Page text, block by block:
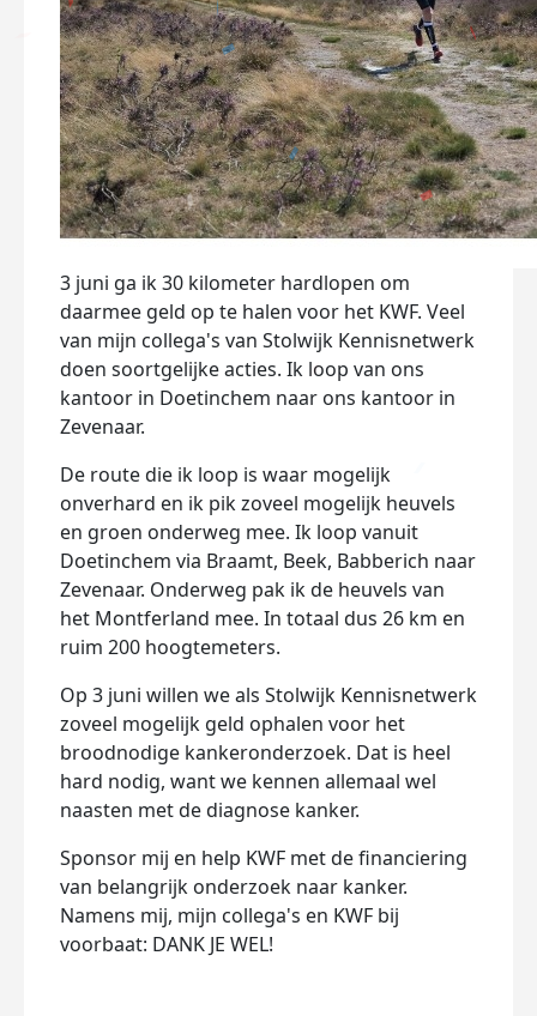
3 juni ga ik 30 kilometer hardlopen om
daarmee geld op te halen voor het KWF. Veel
van mijn collega's van Stolwijk Kennisnetwerk
doen soortgelijke acties. Ik loop van ons
kantoor in Doetinchem naar ons kantoor in
Zevenaar.
De route die ik loop is waar mogelijk
onverhard en ik pik zoveel mogelijk heuvels
en groen onderweg mee. Ik loop vanuit
Doetinchem via Braamt, Beek, Babberich naar
Zevenaar. Onderweg pak ik de heuvels van
het Montferland mee. In totaal dus 26 km en
ruim 200 hoogtemeters.
Op 3 juni willen we als Stolwijk Kennisnetwerk
zoveel mogelijk geld ophalen voor het
broodnodige kankeronderzoek. Dat is heel
hard nodig, want we kennen allemaal wel
naasten met de diagnose kanker.
Sponsor mij en help KWF met de financiering
van belangrijk onderzoek naar kanker.
Namens mij, mijn collega's en KWF bij
voorbaat: DANK JE WEL!